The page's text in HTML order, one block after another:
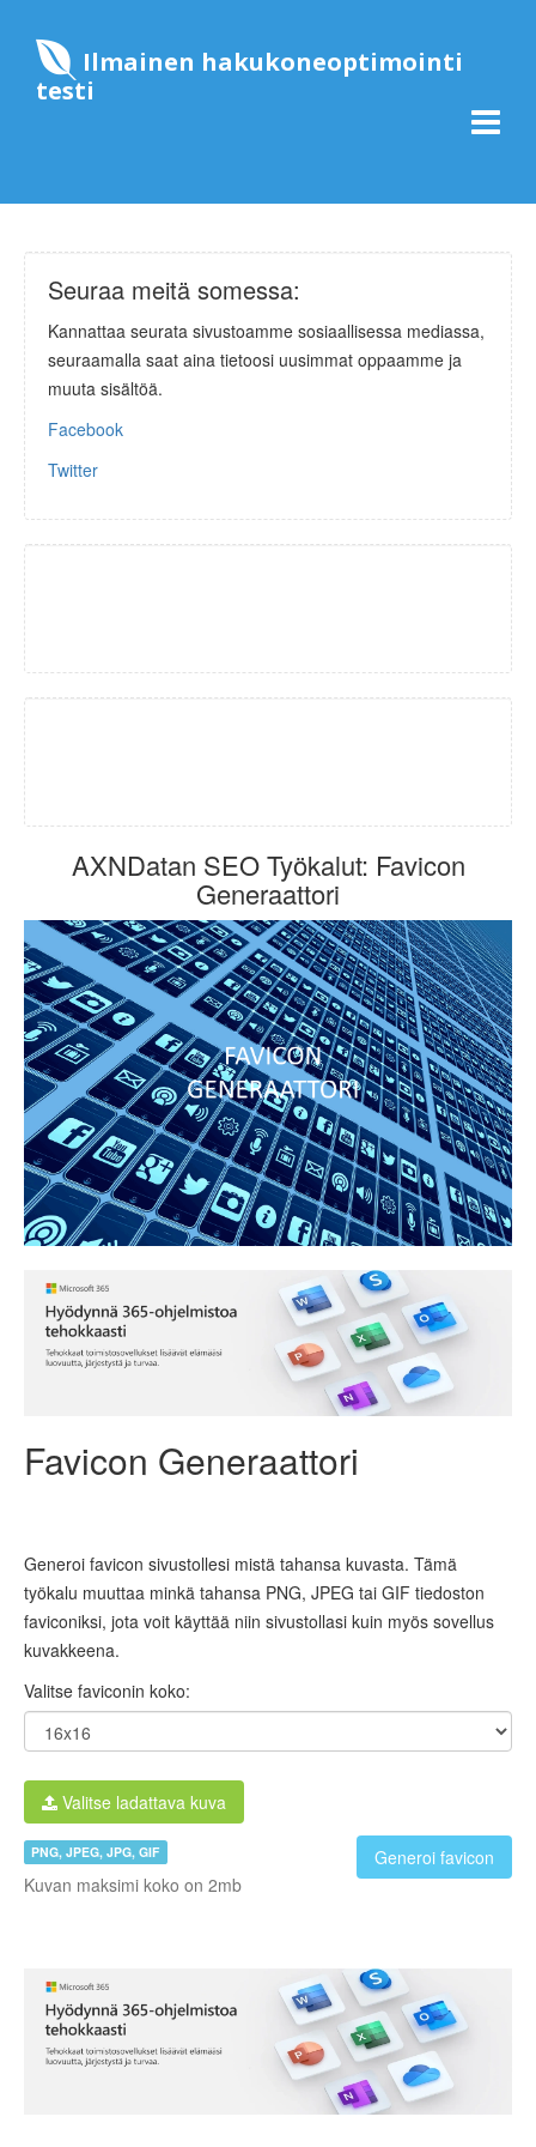
Ilmainen hakukoneoptimointi
testi
Seuraa meitä somessa:
Kannattaa seurata sivustoamme sosiaallisessa mediassa,
seuraamalla saat aina tietoosi uusimmat oppaamme ja
muuta sisältöä.
Facebook
Twitter
AXNDatan SEO Työkalut: Favicon
Generaattori
Favicon Generaattori
Generoi favicon sivustollesi mistä tahansa kuvasta. Tämä
työkalu muuttaa minkä tahansa PNG, JPEG tai GIF tiedoston
faviconiksi, jota voit käyttää niin sivustollasi kuin myös sovellus
kuvakkeena.
Valitse faviconin koko:
Valitse ladattava kuva
Generoi favicon
PNG, JPEG, JPG, GIF
Kuvan maksimi koko on 2mb